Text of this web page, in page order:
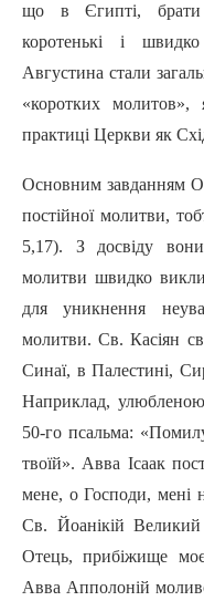
що в Єгипті, брати
коротенькі i
Августина стали
«коротких
практиці Церкви як
Основним завданням
постійної молитви,
5,17). З досвіду
молитви швидко
для уникнення
молитви. Св. Касіян
Синаї, в Палестині,
Наприклад,
50-гo псальма:
твоїй». Авва Ісаак
мене, о Господи, мені
Св. Йоанікій
Отець, прибіжище
Авва Апполоній